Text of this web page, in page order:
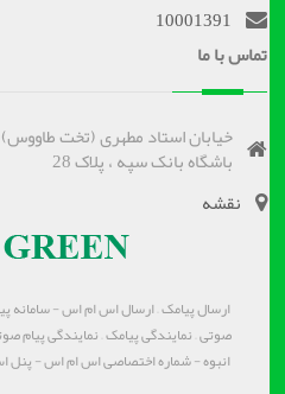
10001391
تماس با ما
خیابان استاد مطهری (تخت طاووس)
باشگاه بانک سپه ، پلاک 28
نقشه
ارسال پیامک – ارسال اس ام اس - سامانه
صوتی – نمایندگی پیامک – نمایندگی پیام
انبوه - شماره اختصاصی اس ام اس - پنل